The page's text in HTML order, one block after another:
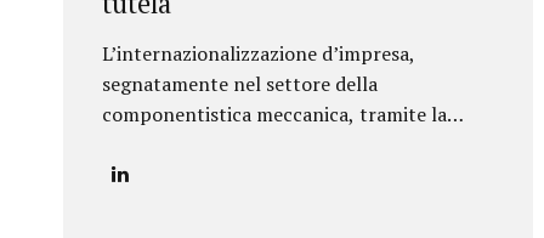
L’internazionalizzazione d’impresa,
segnatamente nel settore della
componentistica meccanica, tramite la
tedesco, impone all’azienda italiana